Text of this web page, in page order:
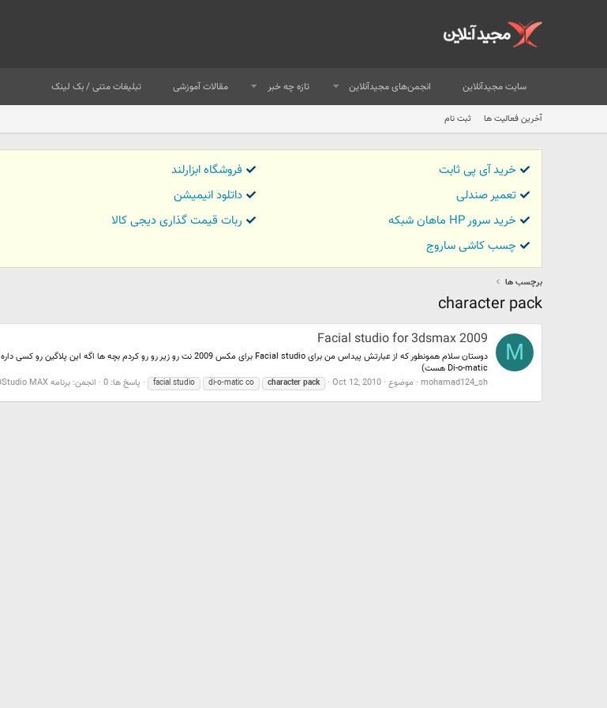
سایت مجیدآنلاین انجمن‌های مجیدآنلاین تازه چه خبر مقالات آموزشی تبلیغات متنی / بک لینک
آخرین فعالیت ها ثبت نام
خرید آی پی ثابت فروشگاه ابزارلند
تعمیر صندلی
داتلود انیمیشن
خرید سرور HP ماهان شبکه
ربات قیمت گذاری دیجی کالا
چسب کاشی ساروج
برچسب ها
character pack
M
Facial studio for 3dsmax 2009
Di-o-matic هست)
mohamad124_sh موضوع Oct 12, 2010
character pack
di-o-matic co
facial studio پاسخ ها: 0 انجمن: برنامه 3DStudio MAX